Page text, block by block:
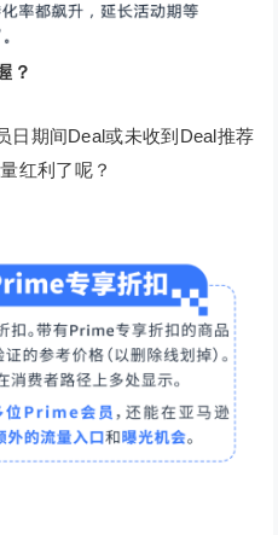
？
日期间Deal或未收到Deal推荐
红利了呢？